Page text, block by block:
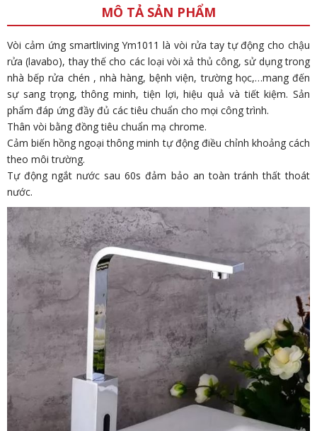
MÔ TẢ SẢN PHẨM
Vòi cảm ứng smartliving Ym1011 là vòi rửa tay tự động cho chậu
rửa (lavabo), thay thế cho các loại vòi xả thủ công, sử dụng trong
nhà bếp rửa chén , nhà hàng, bệnh viện, trường học,…mang đến
sự sang trọng, thông minh, tiện lợi, hiệu quả và tiết kiệm. Sản
phẩm đáp ứng đầy đủ các tiêu chuẩn cho mọi công trình.
Thân vòi bằng đồng tiêu chuẩn mạ chrome.
Cảm biến hồng ngoại thông minh tự động điều chỉnh khoảng cách
theo môi trường.
Tự động ngắt nước sau 60s đảm bảo an toàn tránh thất thoát
nước.